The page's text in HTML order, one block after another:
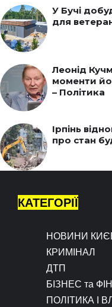
У Бучі
для
Леонід
моменти
– Політика
Ірпінь
про стан
КАТЕГОРІЇ
НОВИНИ
КРИМІНАЛ
ДТП
БІЗНЕС та
ПОЛІТИКА І